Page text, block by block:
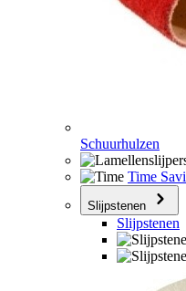
Schuurhulzen
Time
Slijpstenen
Slijpstenen